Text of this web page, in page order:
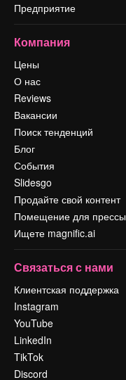
Предприятие
Компания
Цены
О нас
Reviews
Вакансии
Поиск тенденций
Блог
События
Slidesgo
Продайте свой контент
Помещение для прессы
Ищете magnific.ai
Связаться с нами
Клиентская поддержка
Instagram
YouTube
LinkedIn
TikTok
Discord